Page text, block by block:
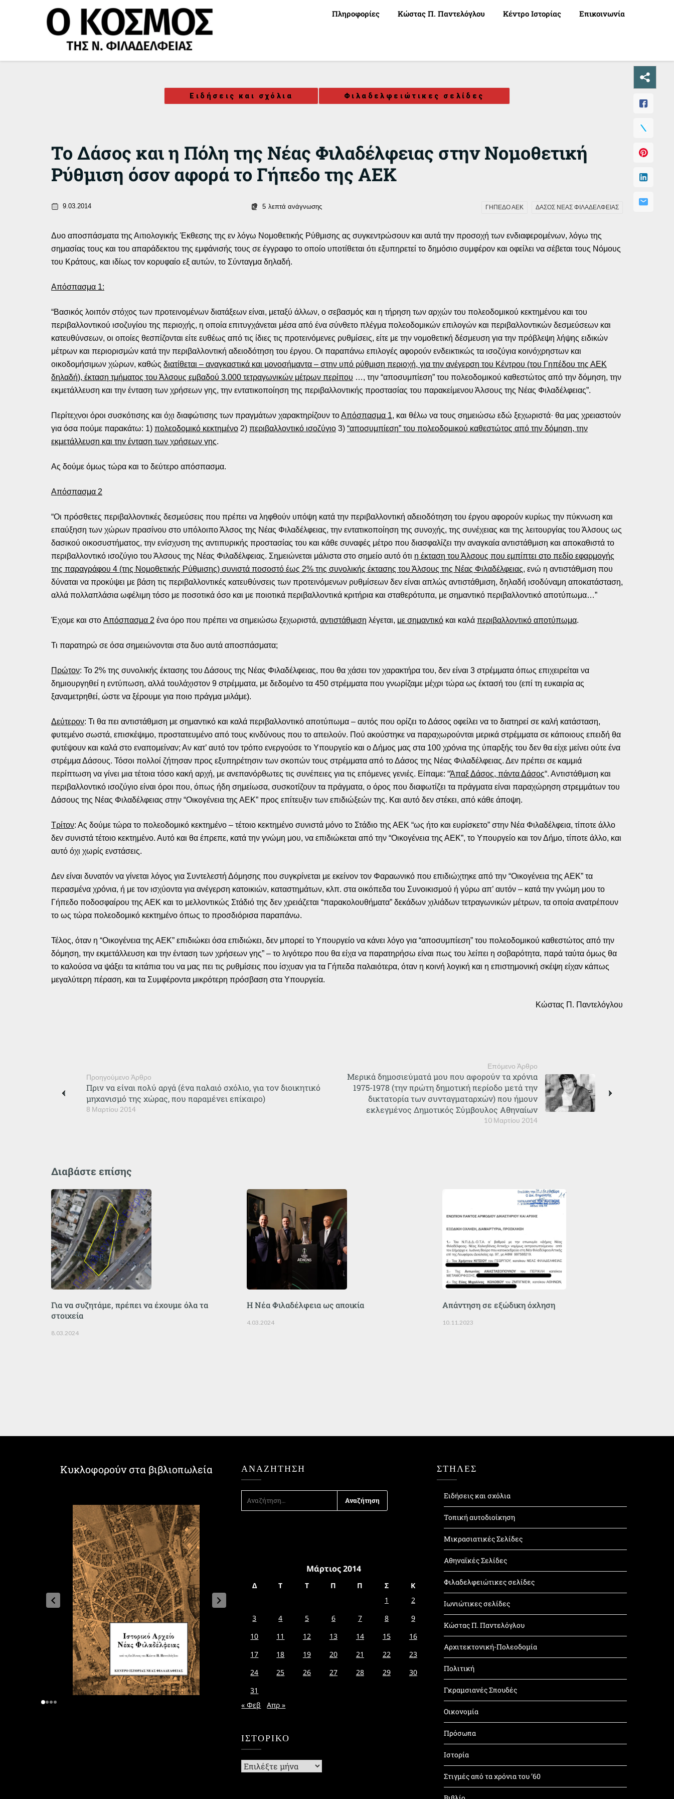
Πληροφορίες Κώστας Π. Παντελόγλου Κέντρο Ιστορίας Επικοινωνία
Ειδήσεις και σχόλια Φιλαδελφειώτικες σελίδες
Το Δάσος και η Πόλη της Νέας Φιλαδέλφειας στην Νομοθετική
Ρύθμιση όσον αφορά το Γήπεδο της ΑΕΚ
9.03.2014 5 λεπτά ανάγνωσης ΓΗΠΕΔΟ ΑΕΚ ΔΑΣΟΣ ΝΕΑΣ ΦΙΛΑΔΕΛΦΕΙΑΣ
Δυο αποσπάσματα της Αιτιολογικής Έκθεσης της εν λόγω Νομοθετικής Ρύθμισης ας συγκεντρώσουν και αυτά την προσοχή των ενδιαφερομένων, λόγω της
σημασίας τους και του απαράδεκτου της εμφάνισής τους σε έγγραφο το οποίο υποτίθεται ότι εξυπηρετεί το δημόσιο συμφέρον και οφείλει να σέβεται τους Νόμους
του Κράτους, και ιδίως τον κορυφαίο εξ αυτών, το Σύνταγμα δηλαδή.
Απόσπασμα 1:
“Βασικός λοιπόν στόχος των προτεινομένων διατάξεων είναι, μεταξύ άλλων, ο σεβασμός και η τήρηση των αρχών του πολεοδομικού κεκτημένου και του
περιβαλλοντικού ισοζυγίου της περιοχής, η οποία επιτυγχάνεται μέσα από ένα σύνθετο πλέγμα πολεοδομικών επιλογών και περιβαλλοντικών δεσμεύσεων και
κατευθύνσεων, οι οποίες θεσπίζονται είτε ευθέως από τις ίδιες τις προτεινόμενες ρυθμίσεις, είτε με την νομοθετική δέσμευση για την πρόβλεψη λήψης ειδικών
μέτρων και περιορισμών κατά την περιβαλλοντική αδειοδότηση του έργου. Οι παραπάνω επιλογές αφορούν ενδεικτικώς τα ισοζύγια κοινόχρηστων και
οικοδομήσιμων χώρων, καθώς διατίθεται – αναγκαστικά και μονοσήμαντα – στην υπό ρύθμιση περιοχή, για την ανέγερση του Κέντρου (του Γηπέδου της ΑΕΚ
δηλαδή), έκταση τμήματος του Άλσους εμβαδού 3.000 τετραγωνικών μέτρων περίπου …, την “αποσυμπίεση” του πολεοδομικού καθεστώτος από την δόμηση, την
εκμετάλλευση και την ένταση των χρήσεων γης, την εντατικοποίηση της περιβαλλοντικής προστασίας του παρακείμενου Άλσους της Νέας Φιλαδέλφειας”.
Περίτεχνοι όροι συσκότισης και όχι διαφώτισης των πραγμάτων χαρακτηρίζουν τοΑπόσπασμα 1, και θέλω να τους σημειώσω εδώ ξεχωριστά· θα μας χρειαστούν
για όσα πούμε παρακάτω: 1) πολεοδομικό κεκτημένο 2) περιβαλλοντικό ισοζύγιο 3) “αποσυμπίεση” του πολεοδομικού καθεστώτος από την δόμηση, την
εκμετάλλευση και την ένταση των χρήσεων γης.
Ας δούμε όμως τώρα και το δεύτερο απόσπασμα.
Απόσπασμα 2
“Οι πρόσθετες περιβαλλοντικές δεσμεύσεις που πρέπει να ληφθούν υπόψη κατά την περιβαλλοντική αδειοδότηση του έργου αφορούν κυρίως την πύκνωση και
επαύξηση των χώρων πρασίνου στο υπόλοιπο Άλσος της Νέας Φιλαδέλφειας, την εντατικοποίηση της συνοχής, της συνέχειας και της λειτουργίας του Άλσους ως
δασικού οικοσυστήματος, την ενίσχυση της αντιπυρικής προστασίας του και κάθε συναφές μέτρο που διασφαλίζει την αναγκαία αντιστάθμιση και αποκαθιστά το
περιβαλλοντικό ισοζύγιο του Άλσους της Νέας Φιλαδέλφειας. Σημειώνεται μάλιστα στο σημείο αυτό ότι η έκταση του Άλσους που εμπίπτει στο πεδίο εφαρμογής
της παραγράφου 4 (της Νομοθετικής Ρύθμισης) συνιστά ποσοστό έως 2% της συνολικής έκτασης του Άλσους της Νέας Φιλαδέλφειας, ενώ η αντιστάθμιση που
δύναται να προκύψει με βάση τις περιβαλλοντικές κατευθύνσεις των προτεινόμενων ρυθμίσεων δεν είναι απλώς αντιστάθμιση, δηλαδή ισοδύναμη αποκατάσταση,
αλλά πολλαπλάσια ωφέλιμη τόσο με ποσοτικά όσο και με ποιοτικά περιβαλλοντικά κριτήρια και σταθερότυπα, με σημαντικό περιβαλλοντικό αποτύπωμα…”
Έχομε και στο Απόσπασμα 2 ένα όρο που πρέπει να σημειώσω ξεχωριστά, αντιστάθμιση λέγεται, με σημαντικό και καλά περιβαλλοντικό αποτύπωμα.
Τι παρατηρώ σε όσα σημειώνονται στα δυο αυτά αποσπάσματα;
Πρώτον: Το 2% της συνολικής έκτασης του Δάσους της Νέας Φιλαδέλφειας, που θα χάσει τον χαρακτήρα του, δεν είναι 3 στρέμματα όπως επιχειρείται να
δημιουργηθεί η εντύπωση, αλλά τουλάχιστον 9 στρέμματα, με δεδομένο τα 450 στρέμματα που γνωρίζαμε μέχρι τώρα ως έκτασή του (επί τη ευκαιρία ας
ξαναμετρηθεί, ώστε να ξέρουμε για ποιο πράγμα μιλάμε).
Δεύτερον: Τι θα πει αντιστάθμιση με σημαντικό και καλά περιβαλλοντικό αποτύπωμα – αυτός που ορίζει το Δάσος οφείλει να το διατηρεί σε καλή κατάσταση,
φυτεμένο σωστά, επισκέψιμο, προστατευμένο από τους κινδύνους που το απειλούν. Πού ακούστηκε να παραχωρούνται μερικά στρέμματα σε κάποιους επειδή θα
φυτέψουν και καλά στο εναπομείναν; Αν κατ’ αυτό τον τρόπο ενεργούσε το Υπουργείο και ο Δήμος μας στα 100 χρόνια της ύπαρξής του δεν θα είχε μείνει ούτε ένα
στρέμμα Δάσους. Τόσοι πολλοί ζήτησαν προς εξυπηρέτησιν των σκοπών τους στρέμματα από το Δάσος της Νέας Φιλαδέλφειας. Δεν πρέπει σε καμμιά
περίπτωση να γίνει μια τέτοια τόσο κακή αρχή, με ανεπανόρθωτες τις συνέπειες για τις επόμενες γενιές. Είπαμε: “Άπαξ Δάσος, πάντα Δάσος“. Αντιστάθμιση και
περιβαλλοντικό ισοζύγιο είναι όροι που, όπως ήδη σημείωσα, συσκοτίζουν τα πράγματα, ο όρος που διαφωτίζει τα πράγματα είναι παραχώρηση στρεμμάτων του
Δάσους της Νέας Φιλαδέλφειας στην “Οικογένεια της ΑΕΚ” προς επίτευξιν των επιδιώξεών της. Και αυτό δεν στέκει, από κάθε άποψη.
Τρίτον: Ας δούμε τώρα το πολεοδομικό κεκτημένο – τέτοιο κεκτημένο συνιστά μόνο το Στάδιο της ΑΕΚ “ως ήτο και ευρίσκετο” στην Νέα Φιλαδέλφεια, τίποτε άλλο
δεν συνιστά τέτοιο κεκτημένο. Αυτό και θα έπρεπε, κατά την γνώμη μου, να επιδιώκεται από την “Οικογένεια της ΑΕΚ”, το Υπουργείο και τον Δήμο, τίποτε άλλο, και
αυτό όχι χωρίς ενστάσεις.
Δεν είναι δυνατόν να γίνεται λόγος για Συντελεστή Δόμησης που συγκρίνεται με εκείνον τον Φαραωνικό που επιδιώχτηκε από την “Οικογένεια της ΑΕΚ” τα
περασμένα χρόνια, ή με τον ισχύοντα για ανέγερση κατοικιών, καταστημάτων, κλπ. στα οικόπεδα του Συνοικισμού ή γύρω απ’ αυτόν – κατά την γνώμη μου το
Γήπεδο ποδοσφαίρου της ΑΕΚ και το μελλοντικώς Στάδιό της δεν χρειάζεται “παρακολουθήματα” δεκάδων χιλιάδων τετραγωνικών μέτρων, τα οποία ανατρέπουν
το ως τώρα πολεοδομικό κεκτημένο όπως το προσδιόρισα παραπάνω.
Τέλος, όταν η “Οικογένεια της ΑΕΚ” επιδιώκει όσα επιδιώκει, δεν μπορεί το Υπουργείο να κάνει λόγο για “αποσυμπίεση” του πολεοδομικού καθεστώτος από την
δόμηση, την εκμετάλλευση και την ένταση των χρήσεων γης” – το λιγότερο που θα είχα να παρατηρήσω είναι πως του λείπει η σοβαρότητα, παρά ταύτα όμως θα
το καλούσα να ψάξει τα κιτάπια του να μας πει τις ρυθμίσεις που ίσχυαν για τα Γήπεδα παλαιότερα, όταν η κοινή λογική και η επιστημονική σκέψη είχαν κάπως
μεγαλύτερη πέραση, και τα Συμφέροντα μικρότερη πρόσβαση στα Υπουργεία.
Κώστας Π. Παντελόγλου
Προηγούμενο Άρθρο
8 Μαρτίου 2014
Πριν να είναι πολύ αργά (ένα παλαιό σχόλιο, για τον διοικητικό
μηχανισμό της χώρας, που παραμένει επίκαιρο)
Επόμενο Άρθρο
10 Μαρτίου 2014
Μερικά δημοσιεύματά μου που αφορούν τα χρόνια
1975-1978 (την πρώτη δημοτική περίοδο μετά την
δικτατορία των συνταγματαρχών) που ήμουν
εκλεγμένος Δημοτικός Σύμβουλος Αθηναίων
Διαβάστε επίσης
Για να συζητάμε, πρέπει να έχουμε όλα τα
στοιχεία
8.03.2024
Η Νέα Φιλαδέλφεια ως αποικία
4.03.2024
Απάντηση σε εξώδικη όχληση
10.11.2023
Κυκλοφορούν στα βιβλιοπωλεία ΑΝΑΖΉΤΗΣΗ
ΓΙΑ:
Μάρτιος 2014
Δ Τ Τ Π Π Σ
Κ
1
2
3
4 5 6 7 8
9
10
11 12 13 14 15
16
17
18 19 20 21 22
23
24
25 26 27 28 29
30
31
« Φεβ
Απρ »
ΙΣΤΟΡΙΚΌ
Ιστορικό
ΣΤΗΛΕΣ
Ειδήσεις και σχόλια
Τοπική αυτοδιοίκηση
Μικρασιατικές Σελίδες
Αθηναϊκές Σελίδες
Φιλαδελφειώτικες σελίδες
Ιωνιώτικες σελίδες
Κώστας Π. Παντελόγλου
Αρχιτεκτονική-Πολεοδομία
Πολιτική
Γκραμσιανές Σπουδές
Οικονομία
Πρόσωπα
Ιστορία
Στιγμές από τα χρόνια του ’60